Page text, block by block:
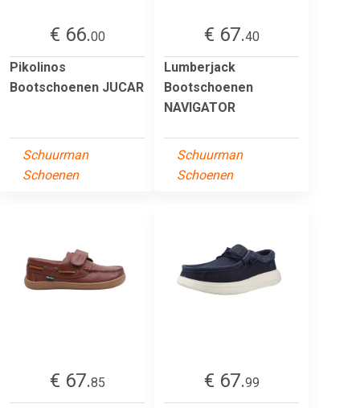
€ 66.00
Pikolinos
Bootschoenen JUCAR
Schuurman
Schoenen
€ 67.40
Lumberjack
Bootschoenen
NAVIGATOR
Schuurman
Schoenen
€ 67.85
€ 67.99